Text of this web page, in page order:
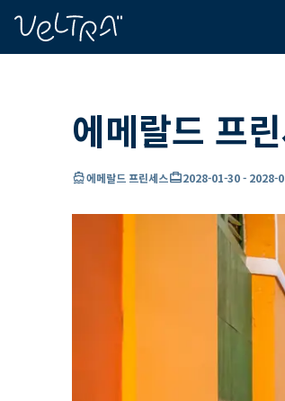
에메랄드 프
directions_boat에메랄드 프린세스card_travel2028-01-30- 2028-